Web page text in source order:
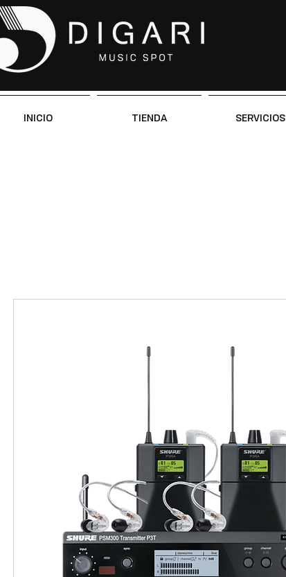
INICIO TIENDA SERVICIOS